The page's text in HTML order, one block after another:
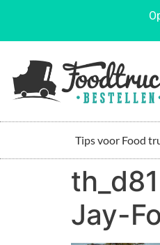
Tips voor Food
Jay-